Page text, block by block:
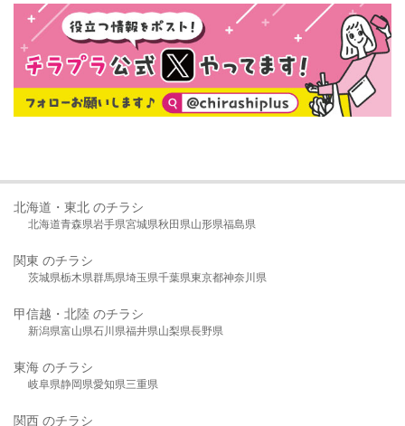
北海道・東北 のチラシ
北海道青森県岩手県宮城県秋田県山形県福島県
関東 のチラシ
茨城県栃木県群馬県埼玉県千葉県東京都神奈川県
甲信越・北陸 のチラシ
新潟県富山県石川県福井県山梨県長野県
東海 のチラシ
岐阜県静岡県愛知県三重県
関西 のチラシ